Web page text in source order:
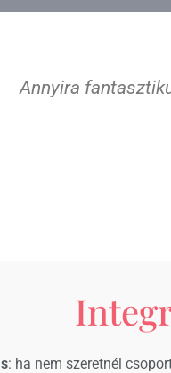
Annyira
: ha nem szeretnél